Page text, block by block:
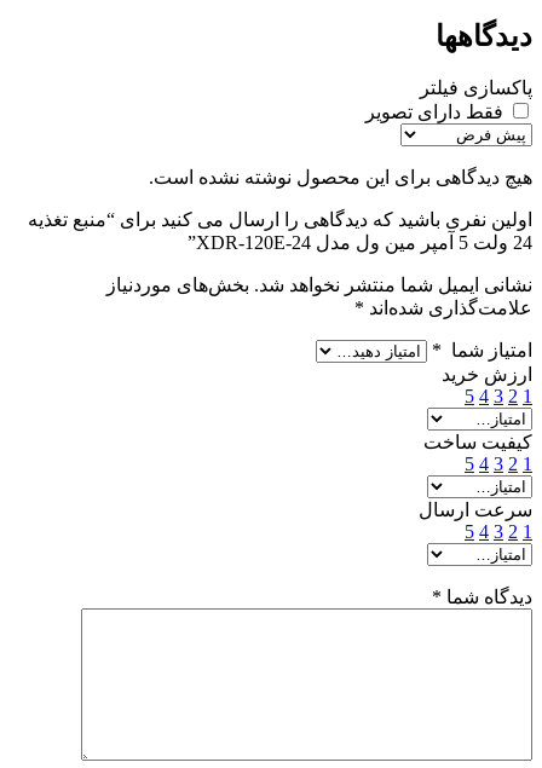
دیدگاهها
پاکسازی فیلتر
فقط دارای تصویر
هیچ دیدگاهی برای این محصول نوشته نشده است.
اولین نفری باشید که دیدگاهی را ارسال می کنید برای “منبع تغذیه
24 ولت 5 آمپر مین ول مدل XDR-120E-24”
نشانی ایمیل شما منتشر نخواهد شد. بخش‌های موردنیاز
علامت‌گذاری شده‌اند *
امتیاز شما *
ارزش خرید
1
2
3
4
5
کیفیت ساخت
1
2
3
4
5
سرعت ارسال
1
2
3
4
5
دیدگاه شما *